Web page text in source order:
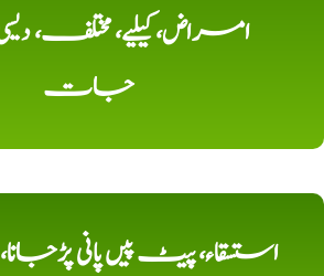
امراض، کیلیے، مختلف،
جات
استسقاء، پیٹ پیں پانی